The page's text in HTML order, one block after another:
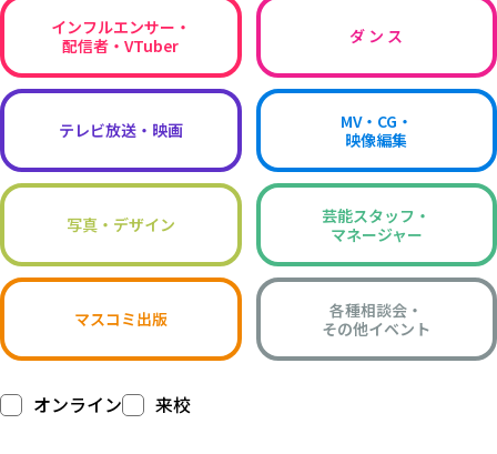
インフルエンサー・
配信者・VTuber
ダ ン ス
テレビ放送・映画
MV・CG・
映像編集
写真・デザイン
芸能スタッフ・
マネージャー
マスコミ出版
各種相談会・
その他イベント
オンライン 来校